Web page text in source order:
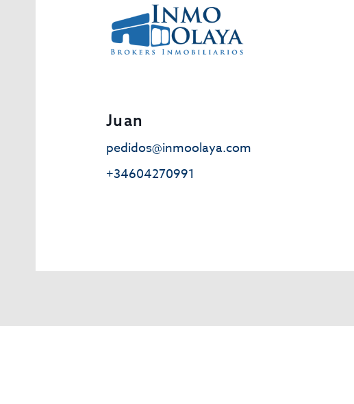
Juan
pedidos@inmoolaya.com
+34604270991